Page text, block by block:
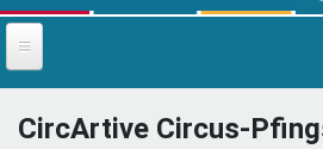
Startseite
News
CircArtive Circus-